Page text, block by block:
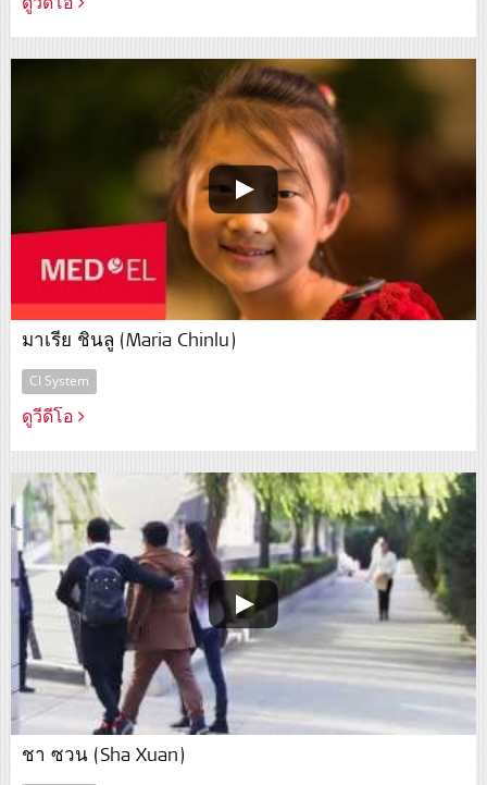
มาเรีย ชินลู (Maria Chinlu)
CI System
ดูวีดีโอ
ชา ซวน (Sha Xuan)